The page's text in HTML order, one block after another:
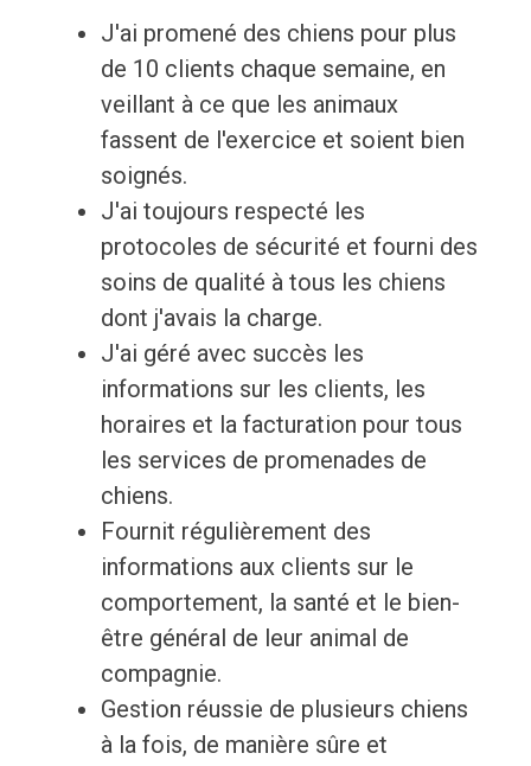
J'ai promené des chiens pour plus
de 10 clients chaque semaine, en
veillant à ce que les animaux
fassent de l'exercice et soient bien
soignés.
J'ai toujours respecté les
protocoles de sécurité et fourni des
soins de qualité à tous les chiens
dont j'avais la charge.
J'ai géré avec succès les
informations sur les clients, les
horaires et la facturation pour tous
les services de promenades de
chiens.
Fournit régulièrement des
informations aux clients sur le
comportement, la santé et le bien-
être général de leur animal de
compagnie.
Gestion réussie de plusieurs chiens
à la fois, de manière sûre et